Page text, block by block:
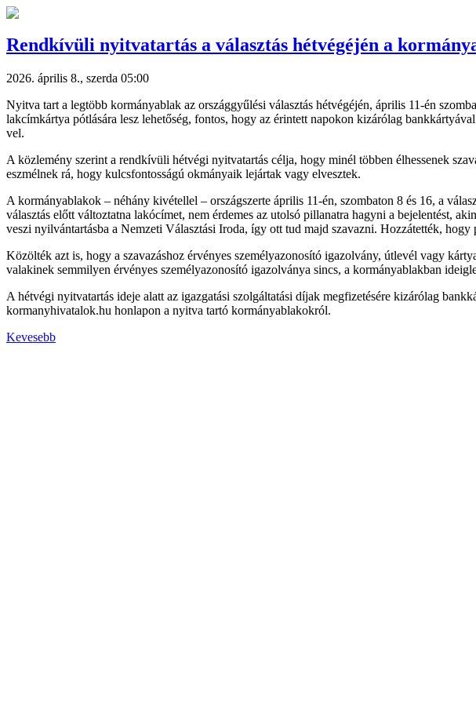
Rendkívüli nyitvatartás a választás hétvégéjén a
2026. április 8., szerda 05:00
Nyitva tart a legtöbb kormányablak az országgyűlési választás hétvégéjén, április 11-én
lakcímkártya pótlására lesz lehetőség, fontos, hogy az érintett napokon kizárólag
vel.
A közlemény szerint a rendkívüli hétvégi nyitvatartás célja, hogy minél többen élhessenek
eszmélnek rá, hogy kulcsfontosságú okmányaik lejártak vagy elvesztek.
A kormányablakok – néhány kivétellel – országszerte április 11-én, szombaton 8 és 16, a
választás előtt változtatna lakócímet, nem érdemes az utolsó pillanatra hagyni a bejelentést,
veszi nyilvántartásba a Nemzeti Választási Iroda, így ott tud majd szavazni. Hozzátették,
Közölték azt is, hogy a szavazáshoz érvényes személyazonosító igazolvány, útlevél vagy
valakinek semmilyen érvényes személyazonosító igazolványa sincs, a kormányablakban
A hétvégi nyitvatartás ideje alatt az igazgatási szolgáltatási díjak megfizetésére kizárólag
kormanyhivatalok.hu honlapon a nyitva tartó kormányablakokról.
Kevesebb